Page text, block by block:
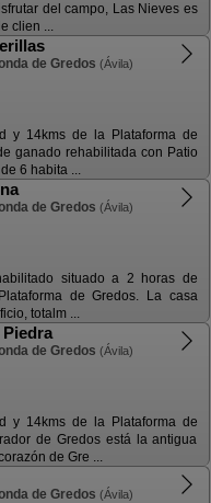
del campo, Las Nieves es
clien ...
de Gredos (Ávila)
y 14kms de la Plataforma de
ganado rehabilitada con Patio
6 habita ...
de Gredos (Ávila)
situado a 2 horas de
de Gredos. La casa
totalm ...
de Gredos (Ávila)
y 14kms de la Plataforma de
de Gredos está la antigua
de Gre ...
de Gredos (Ávila)